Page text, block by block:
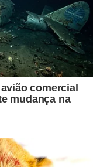
Shui e o
fluxos de
o bem-estar e a